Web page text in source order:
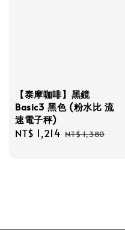
【泰摩咖啡】黑鏡
Basic3 黑色 (粉水比 流
速電子秤)
Sale
NT$ 1,214 Regular
NT$ 1,380